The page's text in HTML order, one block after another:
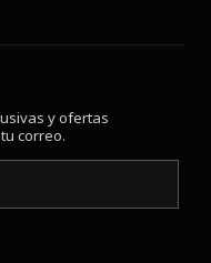
y ofertas
correo.